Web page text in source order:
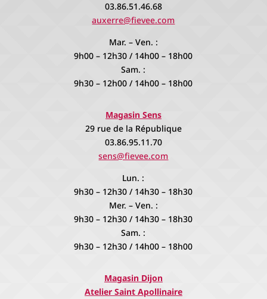
03.86.51.46.68
auxerre@fievee.com
Mar. – Ven. :
9h00 – 12h30 / 14h00 – 18h00
Sam. :
9h30 – 12h00 / 14h00 – 18h00
Magasin Sens
29 rue de la République
03.86.95.11.70
sens@fievee.com
Lun. :
9h30 – 12h30 / 14h30 – 18h30
Mer. – Ven. :
9h30 – 12h30 / 14h30 – 18h30
Sam. :
9h30 – 12h30 / 14h00 – 18h00
Magasin Dijon
Atelier Saint Apollinaire